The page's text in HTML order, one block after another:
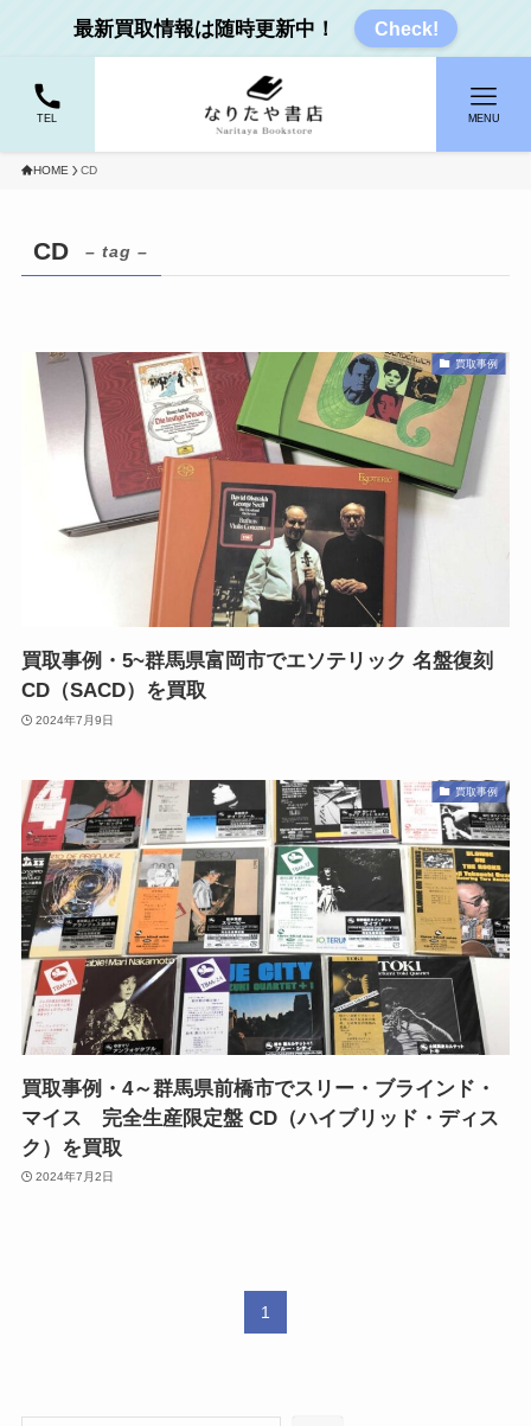
最新買取情報は随時更新中！ Check!
TEL MENU
HOME CD
CD – tag –
買取事例
買取事例・5~群馬県富岡市でエソテリック 名盤復刻
CD（SACD）を買取
2024年7月9日
買取事例
買取事例・4～群馬県前橋市でスリー・ブラインド・
マイス 完全生産限定盤 CD（ハイブリッド・ディス
ク）を買取
2024年7月2日
1